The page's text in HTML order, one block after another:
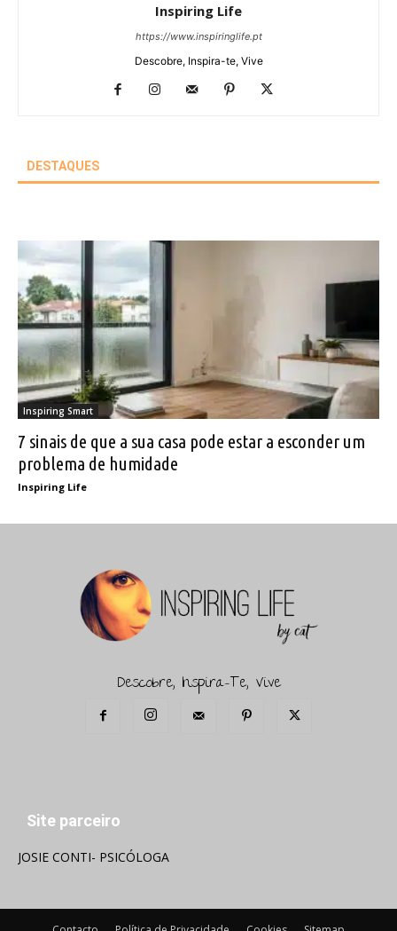
Inspiring Life
https://www.inspiringlife.pt
Descobre, Inspira-te, Vive
DESTAQUES
Inspiring Smart
7 sinais de que a sua casa pode estar a esconder um
problema de humidade
Inspiring Life
Descobre, Inspira-Te, Vive
Site parceiro
JOSIE CONTI- PSICÓLOGA